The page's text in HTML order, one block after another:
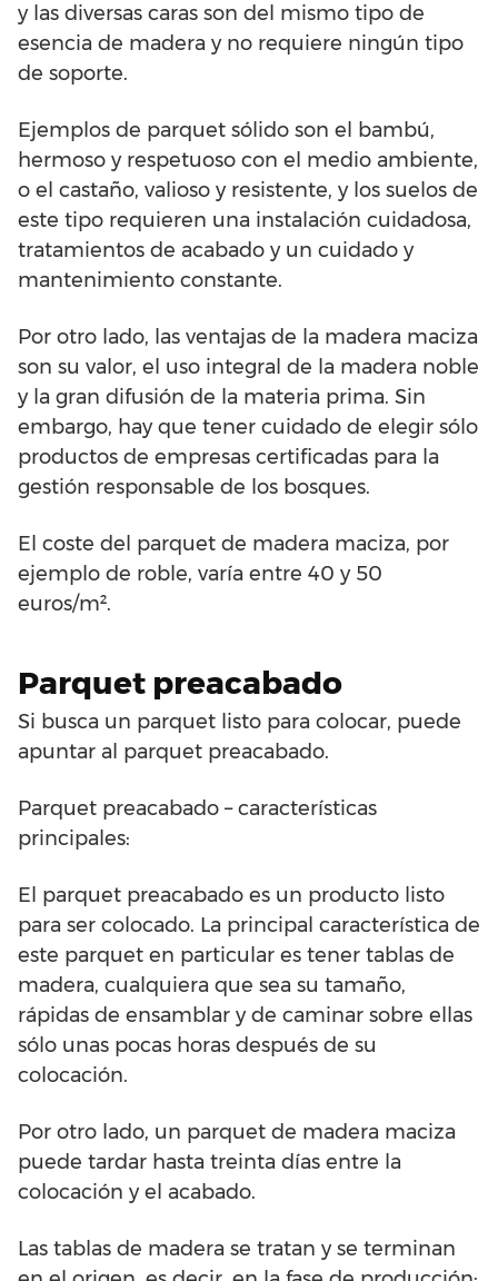
y las diversas caras son del mismo tipo de
esencia de madera y no requiere ningún tipo
de soporte.
Ejemplos de parquet sólido son el bambú,
hermoso y respetuoso con el medio ambiente,
o el castaño, valioso y resistente, y los suelos de
este tipo requieren una instalación cuidadosa,
tratamientos de acabado y un cuidado y
mantenimiento constante.
Por otro lado, las ventajas de la madera maciza
son su valor, el uso integral de la madera noble
y la gran difusión de la materia prima. Sin
embargo, hay que tener cuidado de elegir sólo
productos de empresas certificadas para la
gestión responsable de los bosques.
El coste del parquet de madera maciza, por
ejemplo de roble, varía entre 40 y 50
euros/m².
Parquet preacabado
Si busca un parquet listo para colocar, puede
apuntar al parquet preacabado.
Parquet preacabado – características
principales:
El parquet preacabado es un producto listo
para ser colocado. La principal característica de
este parquet en particular es tener tablas de
madera, cualquiera que sea su tamaño,
rápidas de ensamblar y de caminar sobre ellas
sólo unas pocas horas después de su
colocación.
Por otro lado, un parquet de madera maciza
puede tardar hasta treinta días entre la
colocación y el acabado.
Las tablas de madera se tratan y se terminan